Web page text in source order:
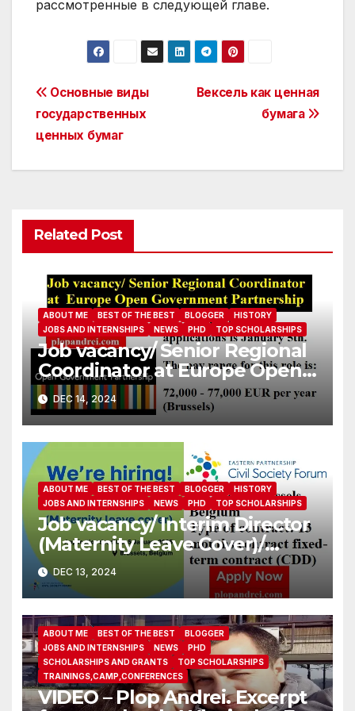
рассмотренные в следующей главе.
Post
navigation
Вексель как ценная
бумага
Основные виды
государственных
ценных бумаг
Related Post
ABOUT ME BEST OF THE BEST BLOGGER
HISTORY
JOBS AND INTERNSHIPS
NEWS PHD TOP SCHOLARSHIPS
Job vacancy/ Senior Regional
Coordinator at Europe Open
Government Partnership
DEC 14, 2024
ABOUT ME BEST OF THE BEST BLOGGER
HISTORY
JOBS AND INTERNSHIPS
NEWS PHD TOP SCHOLARSHIPS
Job vacancy/ Interim Director
(Maternity Leave Cover)/
Eastern Partnership Civil
Society Forum
DEC 13, 2024
ABOUT ME BEST OF THE BEST
BLOGGER
JOBS AND INTERNSHIPS
NEWS
PHD
SCHOLARSHIPS AND GRANTS
TOP SCHOLARSHIPS
TRAININGS,CAMP,CONFERENCES
VIDEO – Plop Andrei. Excerpt